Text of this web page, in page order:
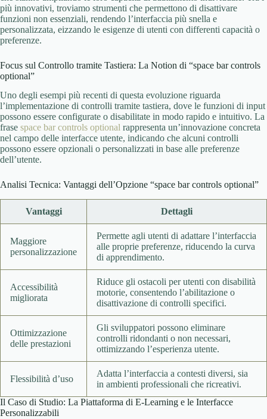
più innovativi, troviamo strumenti che permettono di disattivare
funzioni non essenziali, rendendo l’interfaccia più snella e
personalizzata, eizzando le esigenze di utenti con differenti capacità o
preferenze.
Focus sul Controllo tramite Tastiera: La Notion di “space bar controls
optional”
Uno degli esempi più recenti di questa evoluzione riguarda
l’implementazione di controlli tramite tastiera, dove le funzioni di input
possono essere configurate o disabilitate in modo rapido e intuitivo. La
frase space bar controls optional rappresenta un’innovazione concreta
nel campo delle interfacce utente, indicando che alcuni controlli
possono essere opzionali o personalizzati in base alle preferenze
dell’utente.
Analisi Tecnica: Vantaggi dell’Opzione “space bar controls optional”
Vantaggi Dettagli
Maggiore
personalizzazione
Permette agli utenti di adattare l’interfaccia
alle proprie preferenze, riducendo la curva
di apprendimento.
Accessibilità
migliorata
Riduce gli ostacoli per utenti con disabilità
motorie, consentendo l’abilitazione o
disattivazione di controlli specifici.
Ottimizzazione
delle prestazioni
Gli sviluppatori possono eliminare
controlli ridondanti o non necessari,
ottimizzando l’esperienza utente.
Flessibilità d’uso
Adatta l’interfaccia a contesti diversi, sia
in ambienti professionali che ricreativi.
Il Caso di Studio: La Piattaforma di E-Learning e le Interfacce
Personalizzabili